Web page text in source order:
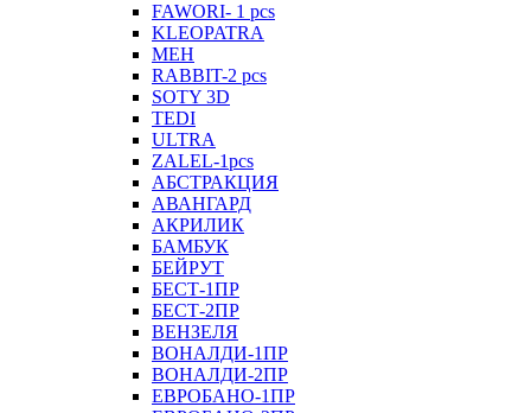
FAWORI- 1 pcs
KLEOPATRA
MEH
RABBIT-2 pcs
SOTY 3D
TEDI
ULTRA
ZALEL-1pcs
АБСТРАКЦИЯ
АВАНГАРД
АКРИЛИК
БАМБУК
БЕЙРУТ
БЕСТ-1ПР
БЕСТ-2ПР
ВЕНЗЕЛЯ
ВОНАЛДИ-1ПР
ВОНАЛДИ-2ПР
ЕВРОБАНО-1ПР